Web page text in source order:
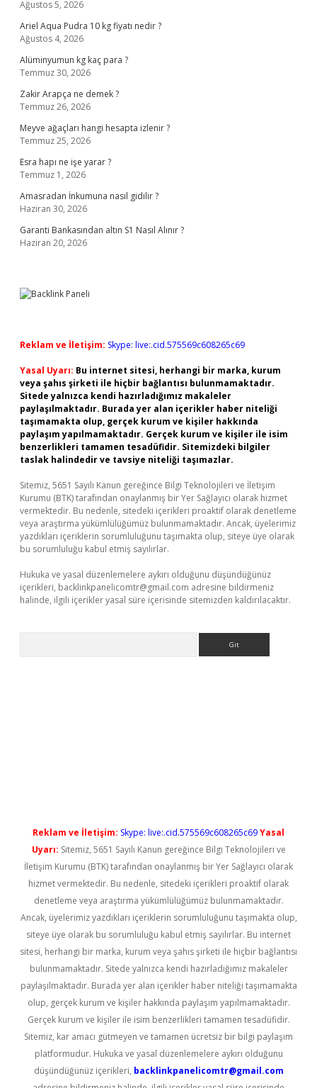
Ağustos 5, 2026
Ariel Aqua Pudra 10 kg fiyatı nedir ?
Ağustos 4, 2026
Alüminyumun kg kaç para ?
Temmuz 30, 2026
Zakir Arapça ne demek ?
Temmuz 26, 2026
Meyve ağaçları hangi hesapta izlenir ?
Temmuz 25, 2026
Esra hapı ne işe yarar ?
Temmuz 1, 2026
Amasradan İnkumuna nasıl gidilir ?
Haziran 30, 2026
Garanti Bankasından altın S1 Nasıl Alınır ?
Haziran 20, 2026
Reklam ve İletişim: Skype: live:.cid.575569c608265c69
Yasal Uyarı: Bu internet sitesi, herhangi bir marka, kurum
veya şahıs şirketi ile hiçbir bağlantısı bulunmamaktadır.
Sitede yalnızca kendi hazırladığımız makaleler
paylaşılmaktadır. Burada yer alan içerikler haber niteliği
taşımamakta olup, gerçek kurum ve kişiler hakkında
paylaşım yapılmamaktadır. Gerçek kurum ve kişiler ile isim
benzerlikleri tamamen tesadüfidir. Sitemizdeki bilgiler
taslak halindedir ve tavsiye niteliği taşımazlar.
Sitemiz, 5651 Sayılı Kanun gereğince Bilgi Teknolojileri ve İletişim
Kurumu (BTK) tarafından onaylanmış bir Yer Sağlayıcı olarak hizmet
vermektedir. Bu nedenle, sitedeki içerikleri proaktif olarak denetleme
veya araştırma yükümlülüğümüz bulunmamaktadır. Ancak, üyelerimiz
yazdıkları içeriklerin sorumluluğunu taşımakta olup, siteye üye olarak
bu sorumluluğu kabul etmiş sayılırlar.
Hukuka ve yasal düzenlemelere aykırı olduğunu düşündüğünüz
içerikleri, backlinkpanelicomtr@gmail.com adresine bildirmeniz
halinde, ilgili içerikler yasal süre içerisinde sitemizden kaldırılacaktır.
Reklam ve İletişim: Skype: live:.cid.575569c608265c69Yasal
Uyarı: Sitemiz, 5651 Sayılı Kanun gereğince Bilgi Teknolojileri ve
İletişim Kurumu (BTK) tarafından onaylanmış bir Yer Sağlayıcı olarak
hizmet vermektedir. Bu nedenle, sitedeki içerikleri proaktif olarak
denetleme veya araştırma yükümlülüğümüz bulunmamaktadır.
Ancak, üyelerimiz yazdıkları içeriklerin sorumluluğunu taşımakta olup,
siteye üye olarak bu sorumluluğu kabul etmiş sayılırlar. Bu internet
sitesi, herhangi bir marka, kurum veya şahıs şirketi ile hiçbir bağlantısı
bulunmamaktadır. Sitede yalnızca kendi hazırladığımız makaleler
paylaşılmaktadır. Burada yer alan içerikler haber niteliği taşımamakta
olup, gerçek kurum ve kişiler hakkında paylaşım yapılmamaktadır.
Gerçek kurum ve kişiler ile isim benzerlikleri tamamen tesadüfidir.
Sitemiz, kar amacı gütmeyen ve tamamen ücretsiz bir bilgi paylaşım
platformudur. Hukuka ve yasal düzenlemelere aykırı olduğunu
düşündüğünüz içerikleri, backlinkpanelicomtr@gmail.com